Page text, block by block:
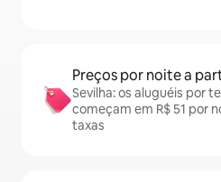
Preços por noite a
Sevilha: os aluguéis por
começam em R$ 51 por
taxas